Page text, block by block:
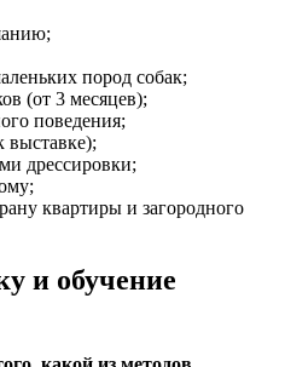
пород собак;
(от 3 месяцев);
поведения;
выставке);
дрессировки;
квартиры и загородного
и обучение